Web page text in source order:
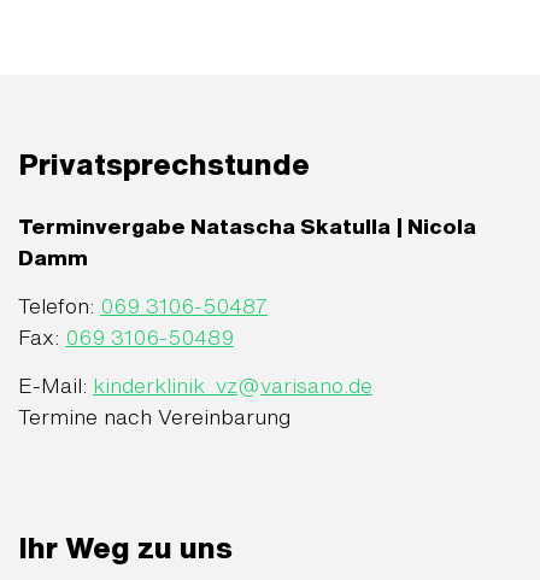
Privatsprechstunde
Terminvergabe Natascha Skatulla
| Nicola
Damm
Telefon: 069 3106-50487
Fax: 069 3106-50489
E-Mail: kinderklinik_vz@varisano.de
Termine nach Vereinbarung
Ihr Weg zu uns